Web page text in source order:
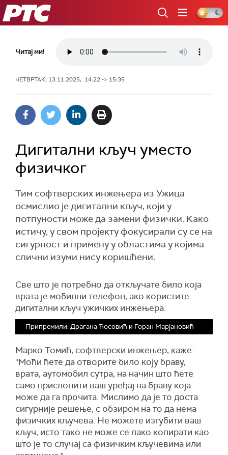
РТС
Читај ми!
ЧЕТВРТАК, 13.11.2025, 14:22 -> 15:35
Дигитални кључ уместо
физичког
Тим софтверских инжењера из Ужица
осмислио је дигитални кључ, који у
потпуности може да замени физички. Kако
истичу, у свом пројекту фокусирали су се на
сигурност и примену у областима у којима
слични изуми нису коришћени.
Све што је потребно да откључате било која
врата је мобилни телефон, ако користите
дигитални кључ ужичких инжењера.
Припремили: Драгана Ћосовић и Горан Марјановић
Марко Томић, софтверски инжењер, каже:
"Моћи ћете да отворите било коју браву,
врата, аутомобил сутра, на начин што ћете
само прислонити ваш уређај на браву која
може да га прочита. Мислимо да је то доста
сигурније решење, с обзиром на то да нема
физичких кључева. Не можете изгубити ваш
кључ, исто тако не може се лако копирати као
што је то случај са физичким кључевима или